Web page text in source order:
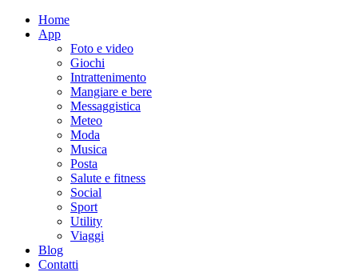
Home
App
Foto e video
Giochi
Intrattenimento
Mangiare e bere
Messaggistica
Meteo
Moda
Musica
Posta
Salute e fitness
Social
Sport
Utility
Viaggi
Blog
Contatti